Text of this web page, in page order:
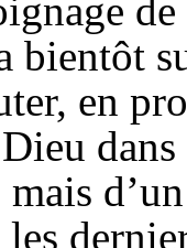
bientôt
en